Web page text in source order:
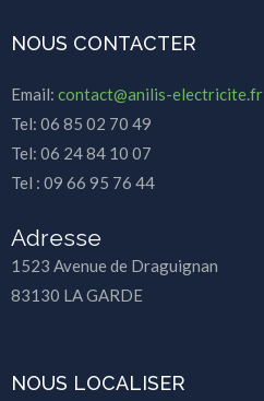
NOUS CONTACTER
Email: contact@anilis-electricite.fr
Tel: 06 85 02 70 49
Tel: 06 24 84 10 07
Tel : 09 66 95 76 44
Adresse
1523 Avenue de Draguignan
83130 LA GARDE
NOUS LOCALISER